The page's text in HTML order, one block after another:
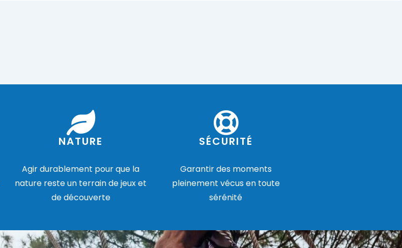
NATURE
Agir durablement pour que la
nature reste un terrain de jeux et
de découverte
SÉCURITÉ
Garantir des moments
pleinement vécus en toute
sérénité